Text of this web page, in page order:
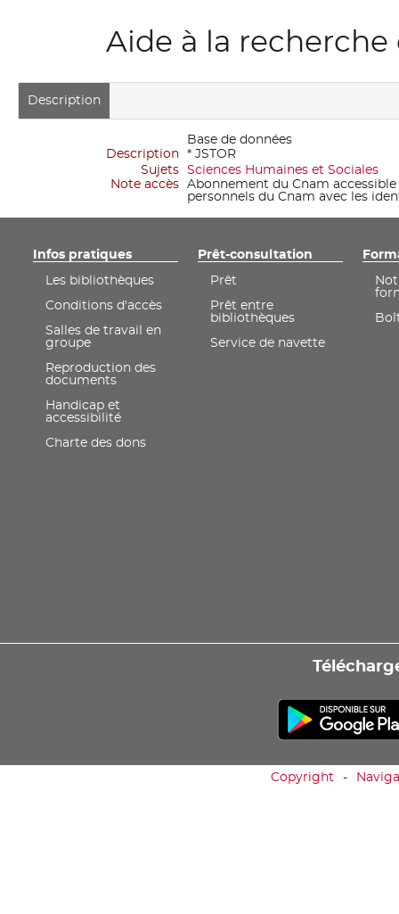
Aide à la
Description
Base de données
Description
* JSTOR
Sujets
Sciences Humaines et Sociales
Note accès
Abonnement du Cnam
personnels du Cnam avec les
Infos pratiques
Les bibliothèques
Conditions d'accès
Salles de travail en
groupe
Reproduction des
documents
Handicap et
accessibilité
Charte des dons
Prêt-consultation
Prêt
Prêt entre
bibliothèques
Service de navette
Copyright